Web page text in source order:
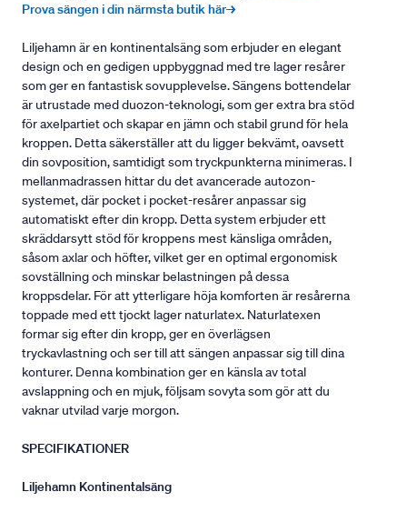
Prova sängen i din närmsta butik här→
Liljehamn är en kontinentalsäng som erbjuder en elegant
design och en gedigen uppbyggnad med tre lager resårer
som ger en fantastisk sovupplevelse. Sängens bottendelar
är utrustade med duozon-teknologi, som ger extra bra stöd
för axelpartiet och skapar en jämn och stabil grund för hela
kroppen. Detta säkerställer att du ligger bekvämt, oavsett
din sovposition, samtidigt som tryckpunkterna minimeras. I
mellanmadrassen hittar du det avancerade autozon-
systemet, där pocket i pocket-resårer anpassar sig
automatiskt efter din kropp. Detta system erbjuder ett
skräddarsytt stöd för kroppens mest känsliga områden,
såsom axlar och höfter, vilket ger en optimal ergonomisk
sovställning och minskar belastningen på dessa
kroppsdelar. För att ytterligare höja komforten är resårerna
toppade med ett tjockt lager naturlatex. Naturlatexen
formar sig efter din kropp, ger en överlägsen
tryckavlastning och ser till att sängen anpassar sig till dina
konturer. Denna kombination ger en känsla av total
avslappning och en mjuk, följsam sovyta som gör att du
vaknar utvilad varje morgon.
SPECIFIKATIONER
Liljehamn Kontinentalsäng